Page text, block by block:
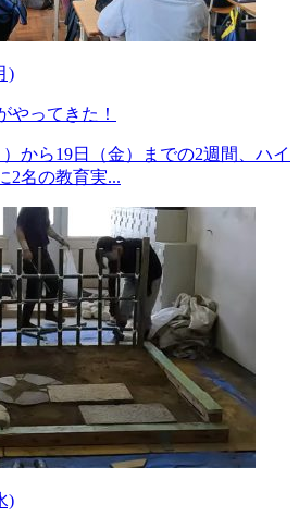
)
やってきた！
）から19日（金）までの2週間、ハイ
2名の教育実...
)